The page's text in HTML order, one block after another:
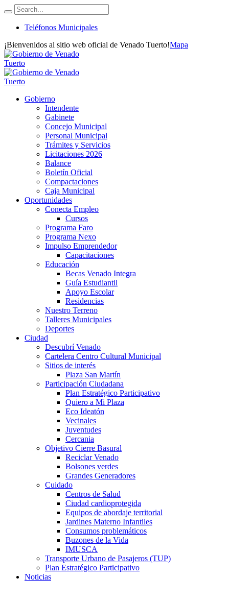
Teléfonos Municipales
¡Bienvenidos al sitio web oficial de Venado Tuerto!Mapa
Gobierno
Intendente
Gabinete
Concejo Municipal
Personal Municipal
Trámites y Servicios
Licitaciones 2026
Balance
Boletín Oficial
Compactaciones
Caja Municipal
Oportunidades
Conecta Empleo
Cursos
Programa Faro
Programa Nexo
Impulso Emprendedor
Capacitaciones
Educación
Becas Venado Integra
Guía Estudiantil
Apoyo Escolar
Residencias
Nuestro Terreno
Talleres Municipales
Deportes
Ciudad
Descubrí Venado
Cartelera Centro Cultural Municipal
Sitios de interés
Plaza San Martín
Participación Ciudadana
Plan Estratégico Participativo
Quiero a Mi Plaza
Eco Ideatón
Vecinales
Juventudes
Cercania
Objetivo Cierre Basural
Reciclar Venado
Bolsones verdes
Grandes Generadores
Cuidado
Centros de Salud
Ciudad cardioprotegida
Equipos de abordaje territorial
Jardines Materno Infantiles
Consumos problemáticos
Buzones de la Vida
IMUSCA
Transporte Urbano de Pasajeros (TUP)
Plan Estratégico Participativo
Noticias